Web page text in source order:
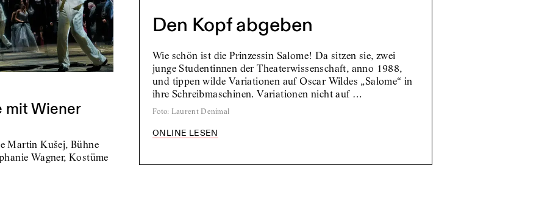
mit Wiener
Martin Kušej, Bühne
Wagner, Kostüme
Den Kopf abgeben
Wie schön ist die Prinzessin Salome! Da sitzen sie, zwei
junge Studentinnen der Theaterwissenschaft, anno 1988,
und tippen wilde Variationen auf Oscar Wildes „Salome“ in
ihre Schreibmaschinen. Variationen nicht auf …
Foto: Laurent Denimal
ONLINE LESEN